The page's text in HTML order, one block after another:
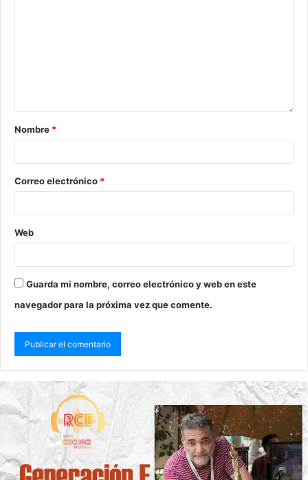
Nombre *
Correo electrónico *
Web
Guarda mi nombre, correo electrónico y web en este
navegador para la próxima vez que comente.